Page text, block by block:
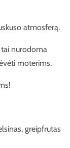
atmosferą.
tai nurodoma
moterims.
greipfrutas